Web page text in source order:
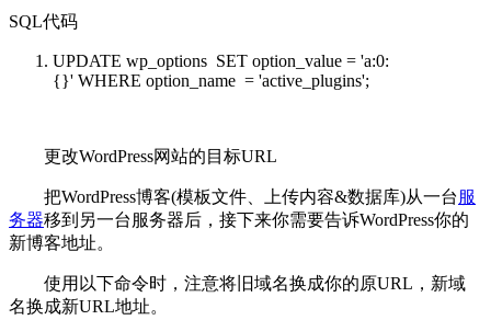
SQL代码
UPDATE wp_options SET option_value = 'a:0:
{}' WHERE option_name = 'active_plugins';
更改WordPress网站的目标URL
把WordPress博客(模板文件、上传内容&数据库)从一台 服
务器移到另一台服务器后，接下来你需要告诉WordPress你的
新博客地址。
使用以下命令时，注意将旧域名换成你的原URL，新域
名换成新URL地址。